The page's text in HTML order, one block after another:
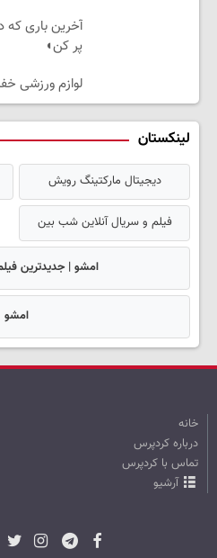
آخرین باری
پر کن◖
لوازم ورزشی
لینکستان
دیجیتال مارکتینگ رویش
فیلم و سریال آنلاین شب بین
امشو | جدیدترین
امشو
خانه
درباره کردپرس
تماس با کردپرس
آرشیو